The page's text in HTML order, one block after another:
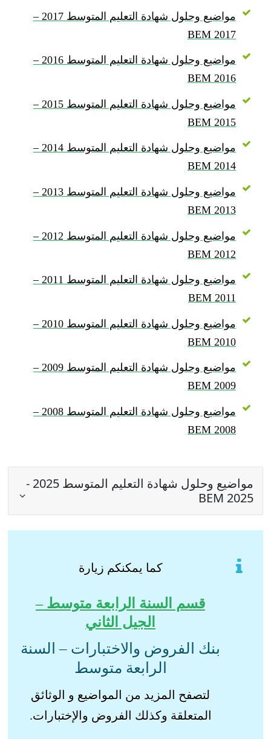
مواضيع وحلول شهادة التعليم المتوسط 2017 –
BEM 2017
مواضيع وحلول شهادة التعليم المتوسط 2016 –
BEM 2016
مواضيع وحلول شهادة التعليم المتوسط 2015 –
BEM 2015
مواضيع وحلول شهادة التعليم المتوسط 2014 –
BEM 2014
مواضيع وحلول شهادة التعليم المتوسط 2013 –
BEM 2013
مواضيع وحلول شهادة التعليم المتوسط 2012 –
BEM 2012
مواضيع وحلول شهادة التعليم المتوسط 2011 –
BEM 2011
مواضيع وحلول شهادة التعليم المتوسط 2010 –
BEM 2010
مواضيع وحلول شهادة التعليم المتوسط 2009 –
BEM 2009
مواضيع وحلول شهادة التعليم المتوسط 2008 –
BEM 2008
مواضيع وحلول شهادة التعليم المتوسط 2025 -
BEM 2025
كما يمكنكم زيارة
قسم السنة الرابعة متوسط –
الجيل الثاني
بنك الفروض والاختبارات – السنة
الرابعة متوسط
لتصفح المزيد من المواضيع و الوثائق
المتعلقة وكذلك الفروض والإختبارات.